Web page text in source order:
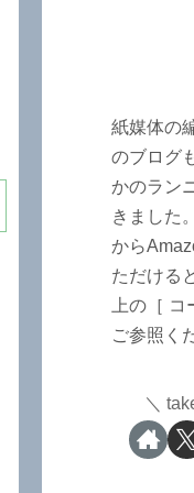
紙媒体の
のブログ
かのラン
きました
から
ただける
上の［
ご参照く